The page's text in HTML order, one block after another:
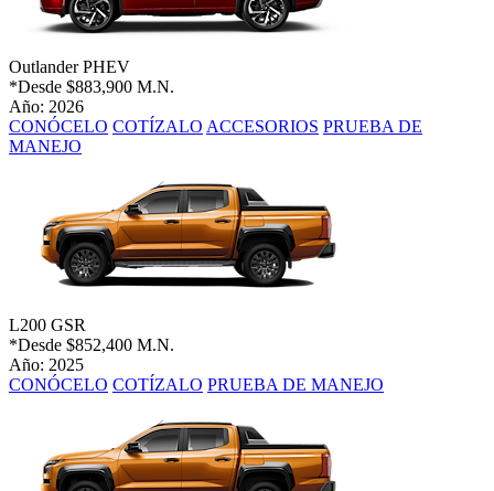
Outlander PHEV
*Desde $883,900 M.N.
Año: 2026
CONÓCELO COTÍZALO ACCESORIOS PRUEBA DE
MANEJO
L200 GSR
*Desde $852,400 M.N.
Año: 2025
CONÓCELO COTÍZALO PRUEBA DE MANEJO